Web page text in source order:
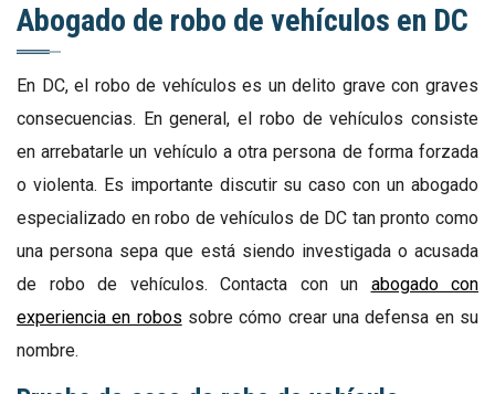
Abogado de robo de vehículos en DC
En DC, el robo de vehículos es un delito grave con graves
consecuencias. En general, el robo de vehículos consiste
en arrebatarle un vehículo a otra persona de forma forzada
o violenta. Es importante discutir su caso con un abogado
especializado en robo de vehículos de DC tan pronto como
una persona sepa que está siendo investigada o acusada
de robo de vehículos. Contacta con un abogado con
experiencia en robos sobre cómo crear una defensa en su
nombre.